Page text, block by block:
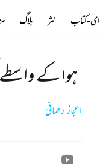
ہوا کے
اعجاز رحمانی
ای-کتاب نثر بلاگ